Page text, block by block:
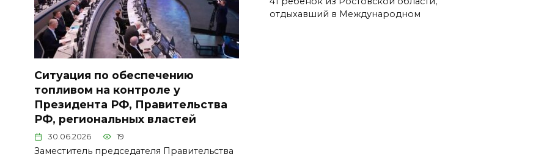
Ситуация по обеспечению
топливом на контроле у
Президента РФ, Правительства
РФ, региональных властей
30.06.2026 19
Заместитель председателя Правительства
отдыхавший в Международном